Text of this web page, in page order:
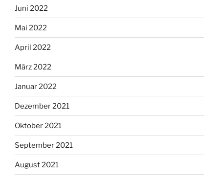
Juni 2022
Mai 2022
April 2022
März 2022
Januar 2022
Dezember 2021
Oktober 2021
September 2021
August 2021